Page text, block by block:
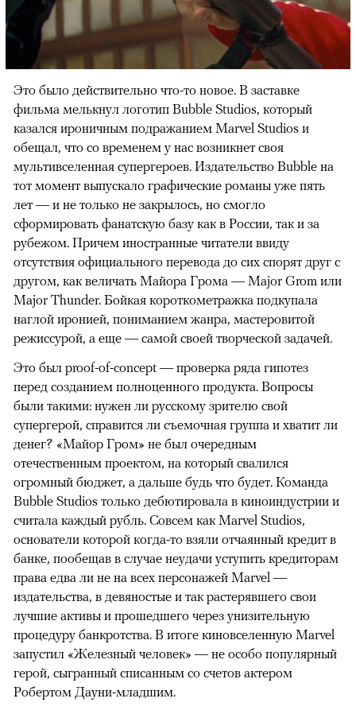
00:00 / 00:00
Это было действительно что-то новое. В заставке
фильма мелькнул логотип Bubble Studios, который
казался ироничным подражанием Marvel Studios и
обещал, что со временем у нас возникнет своя
мультивселенная супергероев. Издательство Bubble на
тот момент выпускало графические романы уже пять
лет — и не только не закрылось, но смогло
сформировать фанатскую базу как в России, так и за
рубежом. Причем иностранные читатели ввиду
отсутствия официального перевода до сих спорят друг с
другом, как величать Майора Грома — Major Grom или
Major Thunder. Бойкая короткометражка подкупала
наглой иронией, пониманием жанра, мастеровитой
режиссурой, а еще — самой своей творческой задачей.
Это был proof-of-concept — проверка ряда гипотез
перед созданием полноценного продукта. Вопросы
были такими: нужен ли русскому зрителю свой
супергерой, справится ли съемочная группа и хватит ли
денег? «Майор Гром» не был очередным
отечественным проектом, на который свалился
огромный бюджет, а дальше будь что будет. Команда
Bubble Studios только дебютировала в киноиндустрии и
считала каждый рубль. Совсем как Marvel Studios,
основатели которой когда-то взяли отчаянный кредит в
банке, пообещав в случае неудачи уступить кредиторам
права едва ли не на всех персонажей Marvel —
издательства, в девяностые и так растерявшего свои
лучшие активы и прошедшего через унизительную
процедуру банкротства. В итоге киновселенную Marvel
запустил «Железный человек» — не особо популярный
герой, сыгранный списанным со счетов актером
Робертом Дауни-младшим.